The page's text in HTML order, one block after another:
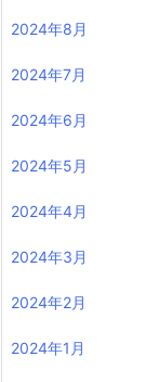
2024年8月
2024年7月
2024年6月
2024年5月
2024年4月
2024年3月
2024年2月
2024年1月